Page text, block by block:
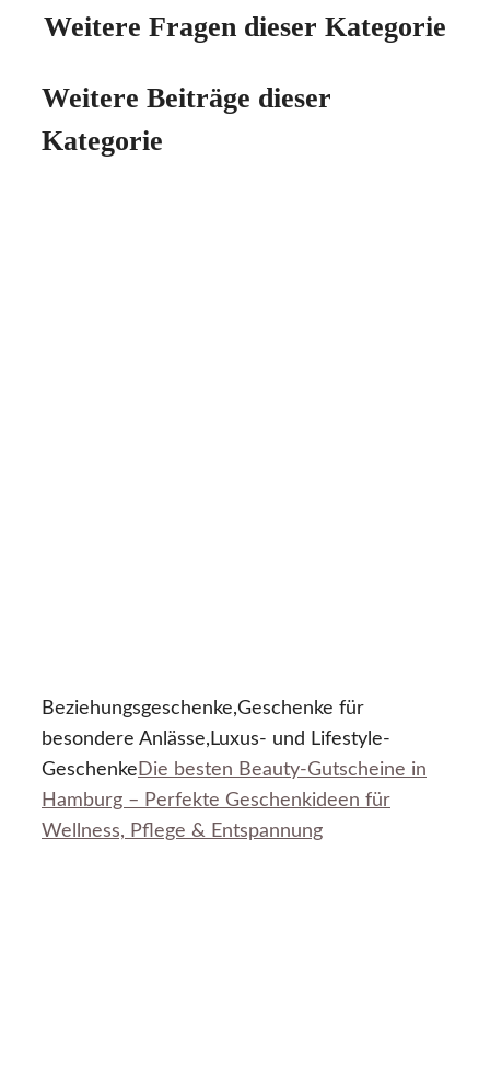
Weitere Fragen dieser Kategorie
Weitere Beiträge dieser
Kategorie
Beziehungsgeschenke,Geschenke für
besondere Anlässe,Luxus- und Lifestyle-
Geschenke Die besten Beauty-Gutscheine in
Hamburg – Perfekte Geschenkideen für
Wellness, Pflege & Entspannung